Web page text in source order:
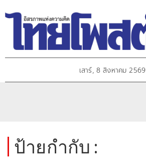
เสาร์, 8 สิงหาคม 2569
ป้ายกำกับ :